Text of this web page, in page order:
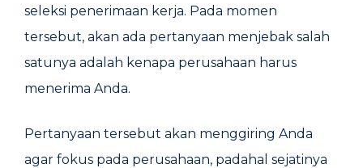
seleksi penerimaan kerja. Pada momen
tersebut, akan ada pertanyaan menjebak salah
satunya adalah kenapa perusahaan harus
menerima Anda.
Pertanyaan tersebut akan menggiring Anda
agar fokus pada perusahaan, padahal sejatinya